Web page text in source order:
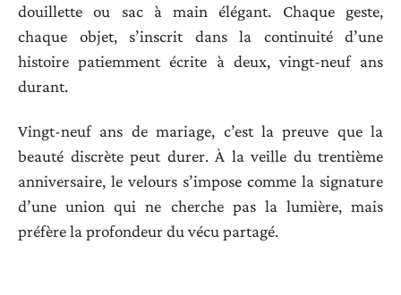
douillette ou sac à main élégant. Chaque geste,
chaque objet, s’inscrit dans la continuité d’une
histoire patiemment écrite à deux, vingt-neuf ans
durant.
Vingt-neuf ans de mariage, c’est la preuve que la
beauté discrète peut durer. À la veille du trentième
anniversaire, le velours s’impose comme la signature
d’une union qui ne cherche pas la lumière, mais
préfère la profondeur du vécu partagé.